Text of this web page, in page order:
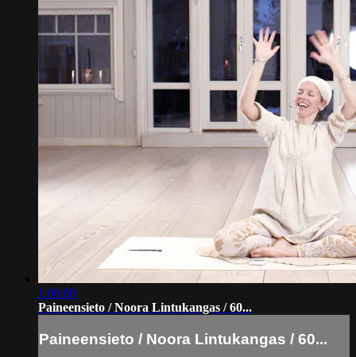
1:00:00
Paineensieto / Noora Lintukangas / 60...
Paineensieto / Noora Lintukangas / 60...